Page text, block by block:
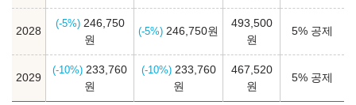
2028
(-5%)246,750
원
(-5%) 246,750원
493,500
원
5% 공제
2029
(-10%) 233,760
원
(-10%)233,760
원
467,520
원
5% 공제